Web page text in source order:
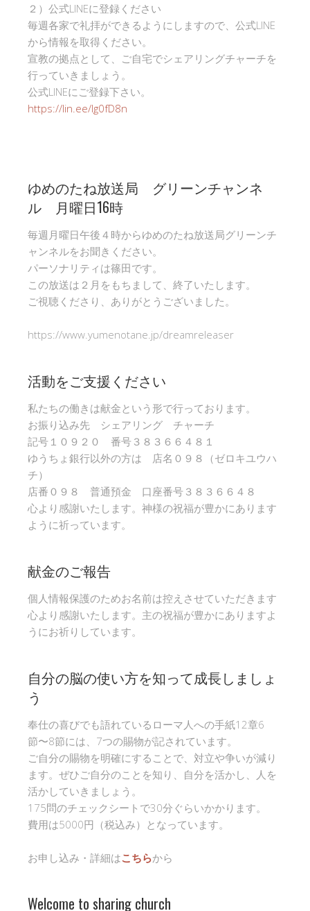
２）公式LINEに登録ください
毎週各家で礼拝ができるようにしますので、公式LINE
から情報を取得ください。
宣教の拠点として、ご自宅でシェアリングチャーチを
行っていきましょう。
公式LINEにご登録下さい。
https://lin.ee/Ig0fD8n
ゆめのたね放送局 グリーンチャンネ
ル 月曜日16時
毎週月曜日午後４時からゆめのたね放送局グリーンチ
ャンネルをお聞きください。
パーソナリティは篠田です。
この放送は２月をもちまして、終了いたします。
ご視聴くださり、ありがとうございました。
https://www.yumenotane.jp/dreamreleaser
活動をご支援ください
私たちの働きは献金という形で行っております。
お振り込み先 シェアリング チャーチ
記号１０９２０ 番号３８３６６４８１
ゆうちょ銀行以外の方は 店名０９８（ゼロキユウハ
チ）
店番０９８ 普通預金 口座番号３８３６６４８
心より感謝いたします。神様の祝福が豊かにあります
ように祈っています。
献金のご報告
個人情報保護のためお名前は控えさせていただきます
心より感謝いたします。主の祝福が豊かにありますよ
うにお祈りしています。
自分の脳の使い方を知って成長しましょ
う
奉仕の喜びでも語れているローマ人への手紙12章6
節〜8節には、7つの賜物が記されています。
ご自分の賜物を明確にすることで、対立や争いが減り
ます。ぜひご自分のことを知り、自分を活かし、人を
活かしていきましょう。
175問のチェックシートで30分ぐらいかかります。
費用は5000円（税込み）となっています。
お申し込み・詳細はこちらから
Welcome to sharing church